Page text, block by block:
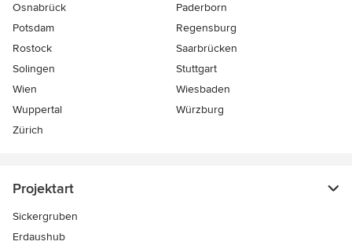
Osnabrück
Paderborn
Potsdam
Regensburg
Rostock
Saarbrücken
Solingen
Stuttgart
Wien
Wiesbaden
Wuppertal
Würzburg
Zürich
Projektart
Sickergruben
Erdaushub